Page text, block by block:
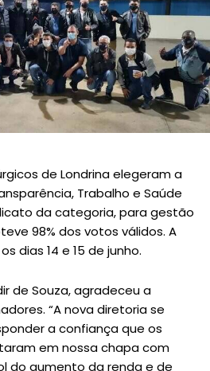
de Londrina elegeram a
Trabalho e Saúde
da categoria, para gestão
98% dos votos válidos. A
dias 14 e 15 de junho.
de Souza, agradeceu a
“A nova diretoria se
a confiança que os
em nossa chapa com
do aumento da renda e de